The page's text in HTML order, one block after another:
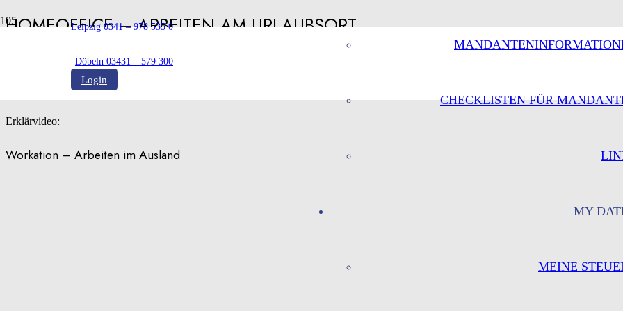
Leipzig 0341 – 978 535 0
Döbeln 03431 – 579 300
Login
CHECKLISTEN FÜR
MY
MEINE
HOMEOFFICE – ARBEITEN AM URLAUBSORT
Erklärvideo:
Workation – Arbeiten im Ausland